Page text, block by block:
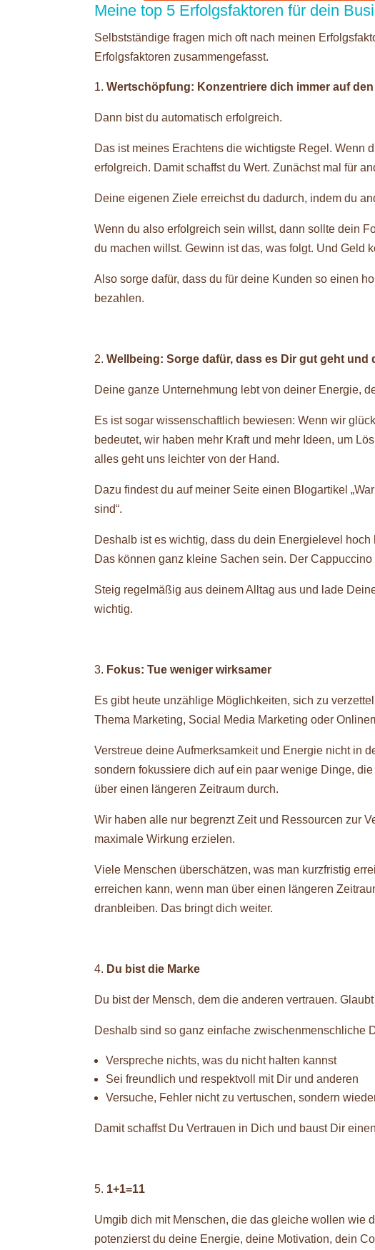
Meine top 5 Erfolgsfaktoren für dein
Selbstständige fragen mich oft nach meinen
Erfolgsfaktoren zusammengefasst.
Wertschöpfung: Konzentriere dich immer auf
Dann bist du automatisch erfolgreich.
Das ist meines Erachtens die wichtigste Regel. Wenn
erfolgreich. Damit schaffst du Wert. Zunächst mal für
Deine eigenen Ziele erreichst du dadurch, indem du
Wenn du also erfolgreich sein willst, dann sollte dein
du machen willst. Gewinn ist das, was folgt. Und Geld
Also sorge dafür, dass du für deine Kunden so einen
bezahlen.
Wellbeing: Sorge dafür, dass es Dir gut geht
Deine ganze Unternehmung lebt von deiner Energie,
Es ist sogar wissenschaftlich bewiesen: Wenn wir
bedeutet, wir haben mehr Kraft und mehr Ideen, um
alles geht uns leichter von der Hand.
Dazu findest du auf meiner Seite einen Blogartikel
sind“.
Deshalb ist es wichtig, dass du dein Energielevel
Das können ganz kleine Sachen sein. Der
Steig regelmäßig aus deinem Alltag aus und lade
wichtig.
Fokus: Tue weniger wirksamer
Es gibt heute unzählige Möglichkeiten, sich zu
Thema Marketing, Social Media Marketing oder
Verstreue deine Aufmerksamkeit und Energie nicht in
sondern fokussiere dich auf ein paar wenige Dinge,
über einen längeren Zeitraum durch.
Wir haben alle nur begrenzt Zeit und Ressourcen zur
maximale Wirkung erzielen.
Viele Menschen überschätzen, was man kurzfristig
erreichen kann, wenn man über einen längeren
dranbleiben. Das bringt dich weiter.
Du bist die Marke
Du bist der Mensch, dem die anderen vertrauen.
Deshalb sind so ganz einfache zwischenmenschliche
Verspreche nichts, was du nicht halten kannst
Sei freundlich und respektvoll mit Dir und anderen
Versuche, Fehler nicht zu vertuschen, sondern
Damit schaffst Du Vertrauen in Dich und baust Dir
1+1=11
Umgib dich mit Menschen, die das gleiche wollen wie
potenzierst du deine Energie, deine Motivation, dein